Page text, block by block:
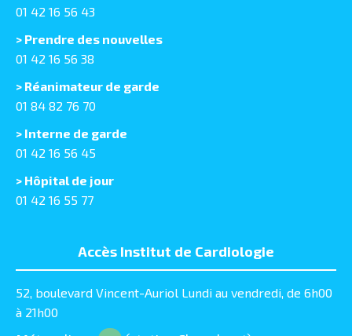
01 42 16 56 43
> Prendre des nouvelles
01 42 16 56 38
> Réanimateur de garde
01 84 82 76 70
> Interne de garde
01 42 16 56 45
> Hôpital de jour
01 42 16 55 77
Accès Institut de Cardiologie
52, boulevard Vincent-Auriol Lundi au vendredi, de 6h00
à 21h00